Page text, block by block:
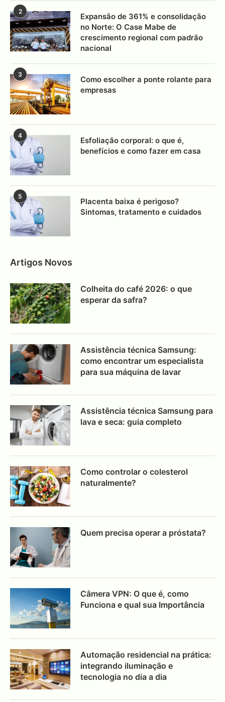
2
Expansão de 361% e consolidação
no Norte: O Case Mabe de
crescimento regional com padrão
nacional
3
Como escolher a ponte rolante para
empresas
4
Esfoliação corporal: o que é,
benefícios e como fazer em casa
5
Placenta baixa é perigoso?
Sintomas, tratamento e cuidados
Artigos Novos
Colheita do café 2026: o que
esperar da safra?
Assistência técnica Samsung:
como encontrar um especialista
para sua máquina de lavar
Assistência técnica Samsung para
lava e seca: guia completo
Como controlar o colesterol
naturalmente?
Quem precisa operar a próstata?
Câmera VPN: O que é, como
Funciona e qual sua Importância
Automação residencial na prática:
integrando iluminação e
tecnologia no dia a dia